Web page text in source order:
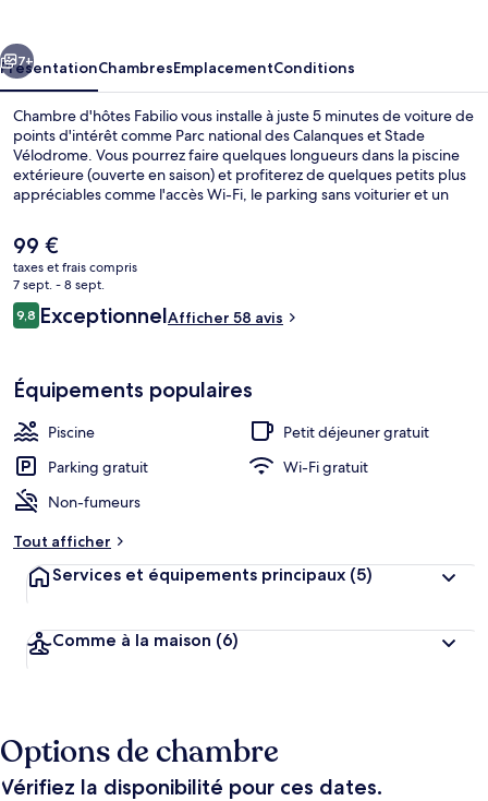
Suivant
7+
PrésentationChambresEmplacementConditions
Chambre d'hôtes Fabilio vous installe à juste 5 minutes de voiture de
points d'intérêt comme Parc national des Calanques et Stade
Vélodrome. Vous pourrez faire quelques longueurs dans la piscine
extérieure (ouverte en saison) et profiterez de quelques petits plus
appréciables comme l'accès Wi-Fi, le parking sans voiturier et un
09 h 00. Au menu des petits plus offerts sur place, on trouve une
terrasse et un jardin. Sympa non ?
Le
prix
actuel
est
de
99 €
taxes et frais compris
7 sept. - 8 sept.
Avis
voyageurs
9,89,8 sur 10
ExceptionnelAfficher 58 avis
Équipements populaires
Piscine
Petit déjeuner gratuit
Parking gratuit
Wi-Fi gratuit
Non-fumeurs
Tout afficher
Services et équipements principaux (5)
Comme à la maison (6)
Options de chambre
Vérifiez la disponibilité pour ces dates.